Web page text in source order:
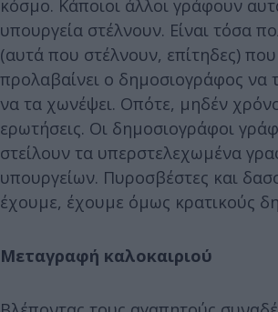
κόσμο. Κάποιοι άλλοι γράφουν
υπουργεία στέλνουν. Είναι τόσα
(αυτά που στέλνουν, επίτηδες)
προλαβαίνει ο δημοσιογράφος να
να τα χωνέψει. Οπότε, μηδέν
ερωτήσεις. Οι δημοσιογράφοι
στείλουν τα υπερστελεχωμένα
υπουργείων. Πυροσβέστες και
έχουμε, έχουμε όμως κρατικούς
Μεταγραφή καλοκαιριού